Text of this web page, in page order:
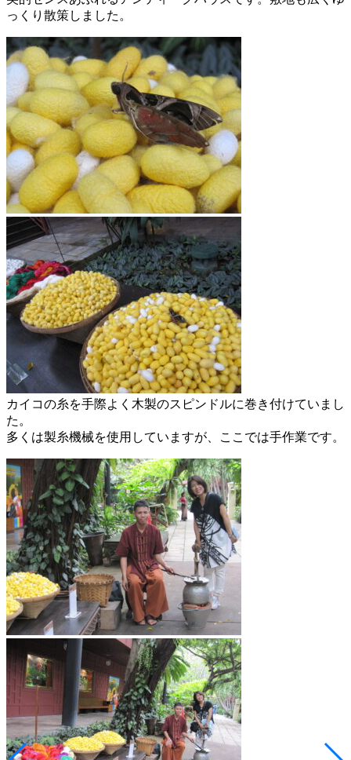
っくり散策しました。
カイコの糸を手際よく木製のスピンドルに巻き付けていまし
た。
多くは製糸機械を使用していますが、ここでは手作業です。